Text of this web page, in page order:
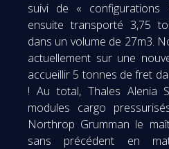
suivi de «
ensuite transporté 3,75
dans un volume de 27m3.
actuellement sur une
accueillir 5 tonnes de fret
! Au total, Thales Alenia
modules cargo
Northrop Grumman le
sans précédent en